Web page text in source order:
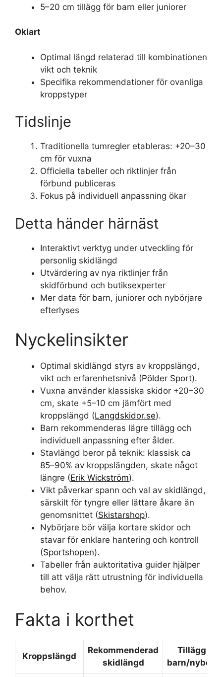
5–20 cm tillägg för barn eller juniorer
Oklart
Optimal längd relaterad till kombinationen
vikt och teknik
Specifika rekommendationer för ovanliga
kroppstyper
Tidslinje
Traditionella tumregler etableras: +20–30
cm för vuxna
Officiella tabeller och riktlinjer från
förbund publiceras
Fokus på individuell anpassning ökar
Detta händer härnäst
Interaktivt verktyg under utveckling för
personlig skidlängd
Utvärdering av nya riktlinjer från
skidförbund och butiksexperter
Mer data för barn, juniorer och nybörjare
efterlyses
Nyckelinsikter
Optimal skidlängd styrs av kroppslängd,
vikt och erfarenhetsnivå (Pölder Sport).
Vuxna använder klassiska skidor +20–30
cm, skate +5–10 cm jämfört med
kroppslängd (Langdskidor.se).
Barn rekommenderas lägre tillägg och
individuell anpassning efter ålder.
Stavlängd beror på teknik: klassisk ca
85–90% av kroppslängden, skate något
längre (Erik Wickström).
Vikt påverkar spann och val av skidlängd,
särskilt för tyngre eller lättare åkare än
genomsnittet (Skistarshop).
Nybörjare bör välja kortare skidor och
stavar för enklare hantering och kontroll
(Sportshopen).
Tabeller från auktoritativa guider hjälper
till att välja rätt utrustning för individuella
behov.
Fakta i korthet
Kroppslängd
Rekommenderad
skidlängd
Tillägg för
barn/